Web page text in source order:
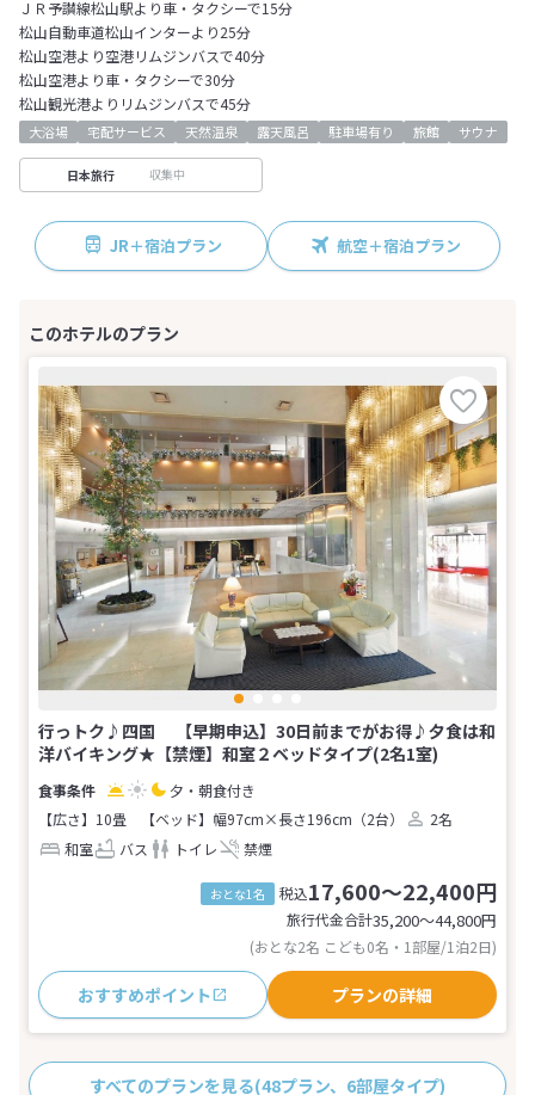
ＪＲ予讃線松山駅より車・タクシーで15分
松山自動車道松山インターより25分
松山空港より空港リムジンバスで40分
松山空港より車・タクシーで30分
松山観光港よりリムジンバスで45分
大浴場 宅配サービス 天然温泉 露天風呂 駐車場有り 旅館 サウナ
日本旅行 収集中
JR＋宿泊プラン 航空＋宿泊プラン
行っトク♪四国 【早期申込】30日前までがお得♪夕食は和
洋バイキング★【禁煙】和室２ベッドタイプ(2名1室)
夕・朝食付き
【広さ】10畳
【ベッド】幅97cm×長さ196cm（2台）
2名
和室
バス トイレ 禁煙
おとな1名 税込17,600～22,400円
旅行代金合計35,200〜44,800円
(おとな2名 こども0名・1部屋/1泊2日)
おすすめポイント プランの詳細
すべてのプランを見る(48プラン、6部屋タイプ)